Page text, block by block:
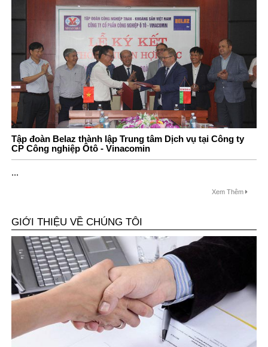
Tập đoàn Belaz thành lập Trung tâm Dịch vụ tại Công ty
CP Công nghiệp Ôtô - Vinacomin
...
Xem Thêm
GIỚI THIỆU VỀ CHÚNG TÔI